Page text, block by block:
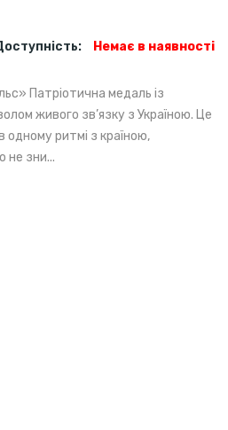
Немає в наявності
Патріотична медаль із
живого зв’язку з Україною. Це
одному ритмі з країною,
не зни...